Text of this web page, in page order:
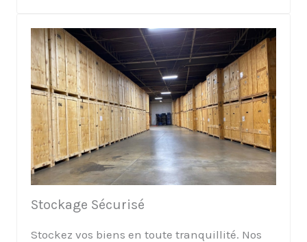
Stockage Sécurisé
Stockez vos biens en toute tranquillité. Nos